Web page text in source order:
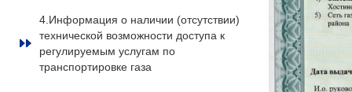
4.Информация о наличии (отсутствии)
технической возможности доступа к
регулируемым услугам по
транспортировке газа